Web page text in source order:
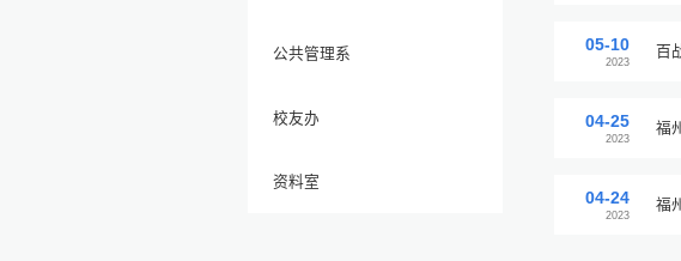
公共管理系
校友办
资料室
05-10
2023
百战归来 精英
04-25
2023
福
04-24
2023